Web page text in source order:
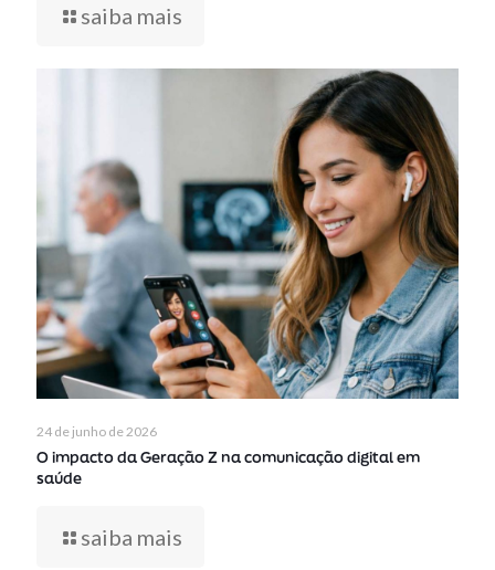
saiba mais
24 de junho de 2026
O impacto da Geração Z na comunicação digital em
saúde
saiba mais